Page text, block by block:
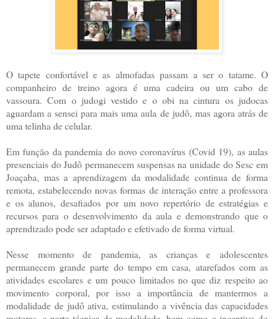
O tapete confortável e as almofadas passam a ser o tatame. O
companheiro de treino agora é uma cadeira ou um cabo de
vassoura. Com o judogi vestido e o obi na cintura os judocas
aguardam a sensei para mais uma aula de judô, mas agora atrás de
uma telinha de celular.
Em função da pandemia do novo coronavírus (Covid 19), as aulas
presenciais do Judô permanecem suspensas na unidade do Sesc em
Joaçaba, mas a aprendizagem da modalidade continua de forma
remota, estabelecendo novas formas de interação entre a professora
e os alunos, desafiados por um novo repertório de estratégias e
recursos para o desenvolvimento da aula e demonstrando que o
aprendizado pode ser adaptado e efetivado de forma virtual.
Nesse momento de pandemia, as crianças e adolescentes
permanecem grande parte do tempo em casa, atarefados com as
atividades escolares e um pouco limitados no que diz respeito ao
movimento corporal, por isso a importância de mantermos a
modalidade de judô ativa, estimulando a vivência das capacidades